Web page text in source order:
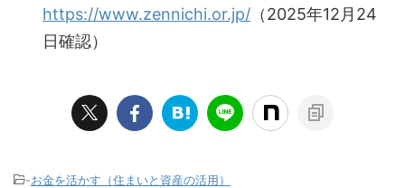
https://www.zennichi.or.jp/ （2025年12月24
日確認）
-お金を活かす（住まいと資産の活用）